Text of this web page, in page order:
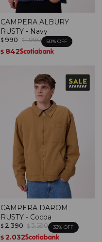
CAMPERA ALBURY
RUSTY - Navy
$ 990 $ 1.990 50
$ 842
CAMPERA DAROM
RUSTY - Cocoa
$ 2.390 $ 3.590 33
$ 2.032